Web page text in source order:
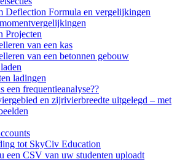
Deflection Formula en vergelijkingen
Projecten
van een kas
van een betonnen gebouw
ladingen
een frequentieanalyse??
en zijrivierbreedte uitgelegd – met
tot SkyCiv Education
een CSV van uw studenten uploadt